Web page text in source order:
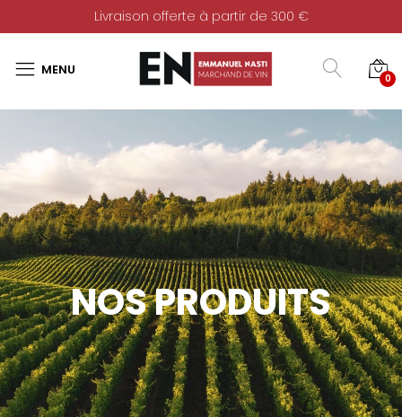
Livraison offerte à partir de 300 €
0
NOS PRODUITS